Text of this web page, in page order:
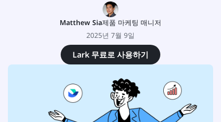
Matthew Sia제품 마케팅 매니저
2025년 7월 9일
Lark 무료로 사용하기